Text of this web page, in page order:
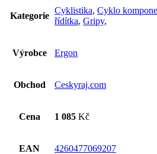
Kategorie
Cyklistika, Cyklo
řídítka, Gripy,
Výrobce Ergon
Obchod Ceskyraj.com
Cena 1 085 Kč
EAN 4260477069207